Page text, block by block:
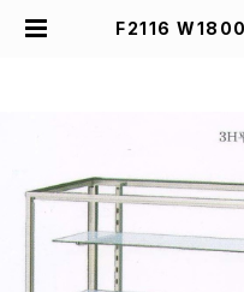
F2116 W1800D300H1020mm業